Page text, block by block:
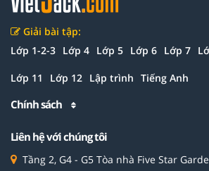
Giải bài tập:
Lớp 1-2-3 Lớp 4 Lớp 5 Lớp 6 Lớp 7
Lớp 11 Lớp 12 Lập trình Tiếng Anh
Chính sách
Liên hệ với chúng tôi
Tầng 2, G4 - G5 Tòa nhà Five Star